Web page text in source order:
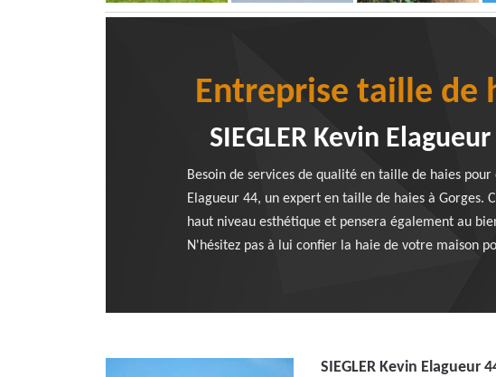
Entreprise taille de
SIEGLER Kevin
Besoin de services de qualité en taille de haies
Elagueur 44, un expert en taille de haies à Gorges.
haut niveau esthétique et pensera également au
N'hésitez pas à lui confier la haie de votre maison
SIEGLER Kevin Elagueur